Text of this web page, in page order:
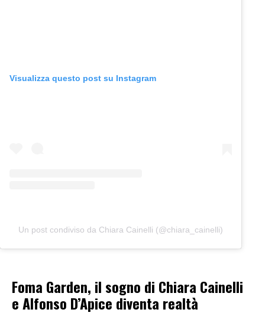
Visualizza questo post su Instagram
Un post condiviso da Chiara Cainelli (@chiara_cainelli)
Foma Garden, il sogno di Chiara Cainelli
e Alfonso D’Apice diventa realtà